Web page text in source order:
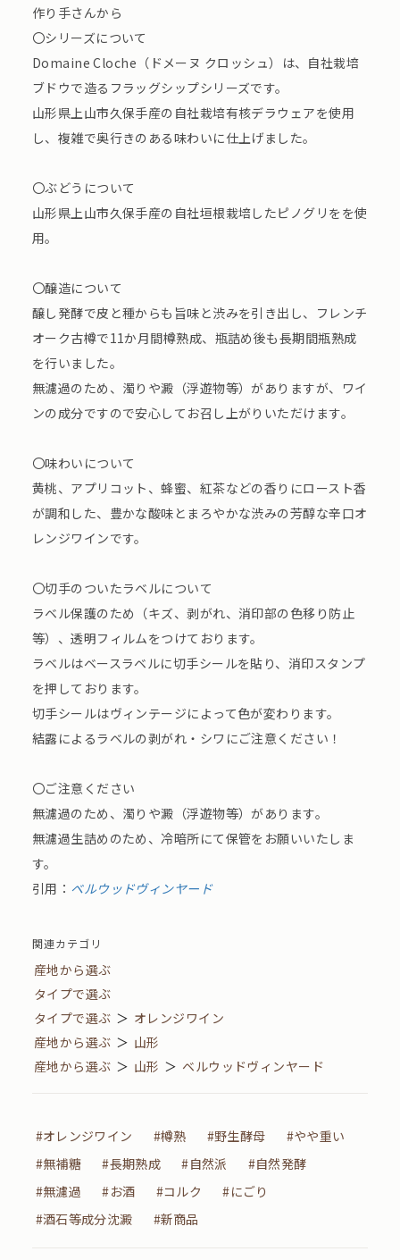
作り手さんから
〇シリーズについて
Domaine Cloche（ドメーヌ クロッシュ）は、自社栽培
ブドウで造るフラッグシップシリーズです。
山形県上山市久保手産の自社栽培有核デラウェアを使用
し、複雑で奥行きのある味わいに仕上げました。
〇ぶどうについて
山形県上山市久保手産の自社垣根栽培したピノグリをを使
用。
〇醸造について
醸し発酵で皮と種からも旨味と渋みを引き出し、フレンチ
オーク古樽で11か月間樽熟成、瓶詰め後も長期間瓶熟成
を行いました。
無濾過のため、濁りや澱（浮遊物等）がありますが、ワイ
ンの成分ですので安心してお召し上がりいただけます。
〇味わいについて
黄桃、アプリコット、蜂蜜、紅茶などの香りにロースト香
が調和した、豊かな酸味とまろやかな渋みの芳醇な辛口オ
レンジワインです。
〇切手のついたラベルについて
ラベル保護のため（キズ、剥がれ、消印部の色移り防止
等）、透明フィルムをつけております。
ラベルはベースラベルに切手シールを貼り、消印スタンプ
を押しております。
切手シールはヴィンテージによって色が変わります。
結露によるラベルの剥がれ・シワにご注意ください！
〇ご注意ください
無濾過のため、濁りや澱（浮遊物等）があります。
無濾過生詰めのため、冷暗所にて保管をお願いいたしま
す。
引用： ベルウッドヴィンヤード
関連カテゴリ
産地から選ぶ
タイプで選ぶ
タイプで選ぶ ＞ オレンジワイン
産地から選ぶ ＞ 山形
産地から選ぶ ＞ 山形 ＞ ベルウッドヴィンヤード
#オレンジワイン #樽熟 #野生酵母
#やや重い
#無補糖
#長期熟成 #自然派
#自然発酵
#無濾過
#お酒 #コルク
#にごり
#酒石等成分沈澱
#新商品